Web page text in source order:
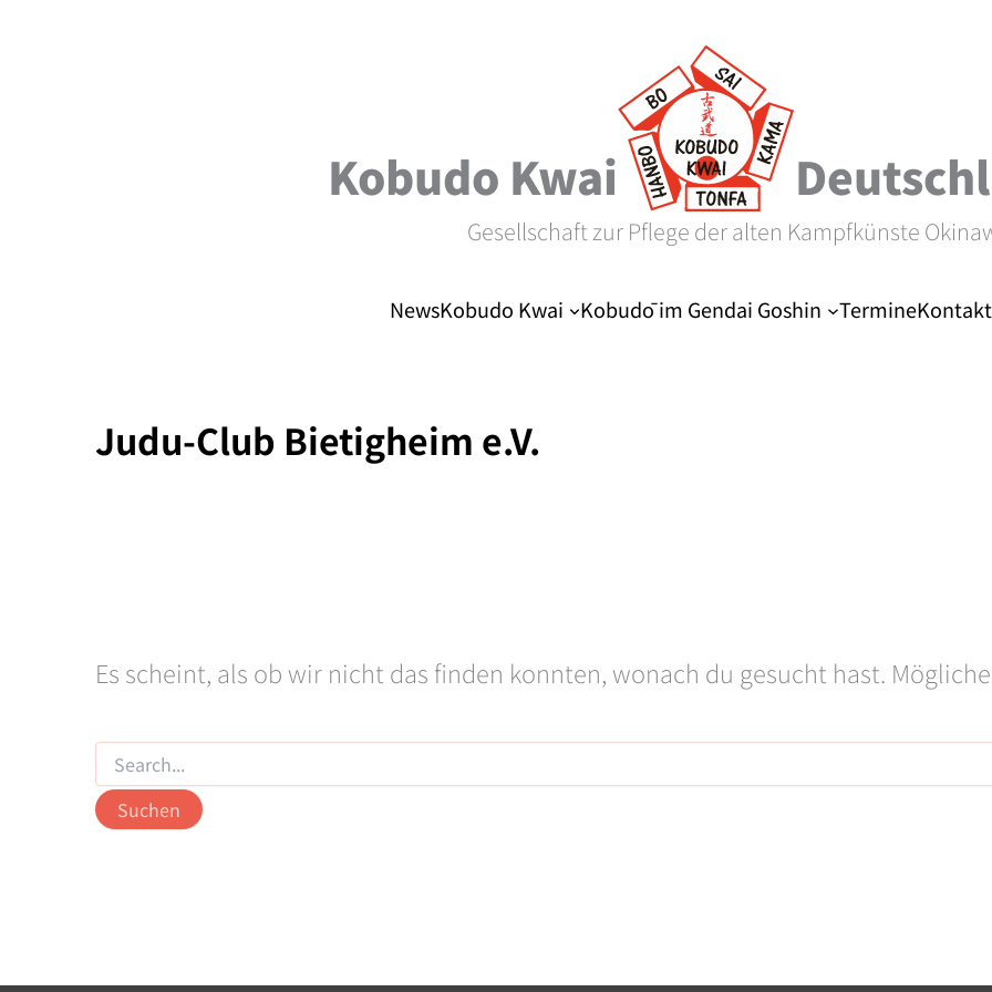
Kobudo Kwai
Gesellschaft zur Pflege der alten Kampfkünste
NewsKobudo Kwai Kobudō im Gendai Goshin TermineKontakt
Judu-Club Bietigheim e.V.
Es scheint, als ob wir nicht das finden konnten, wonach du gesucht hast.
Suchen
nach: